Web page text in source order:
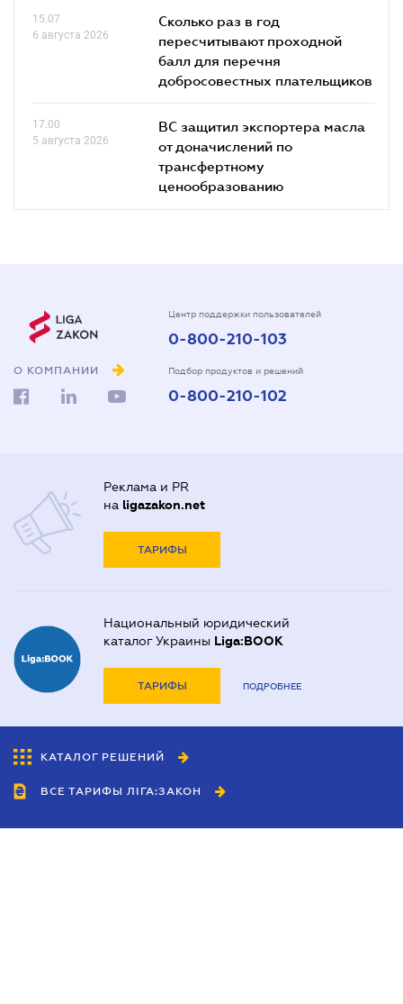
15.07
6 августа 2026
Сколько раз в год
пересчитывают проходной
балл для перечня
добросовестных плательщиков
17.00
5 августа 2026
ВС защитил экспортера масла
от доначислений по
трансфертному
ценообразованию
О КОМПАНИИ
Центр поддержки пользователей
0-800-210-103
Подбор продуктов и решений
0-800-210-102
Реклама и PR
на ligazakon.net
ТАРИФЫ
Национальный юридический
каталог Украины Liga:BOOK
ТАРИФЫ ПОДРОБНЕЕ
КАТАЛОГ РЕШЕНИЙ
ВСЕ ТАРИФЫ ЛІГА:ЗАКОН